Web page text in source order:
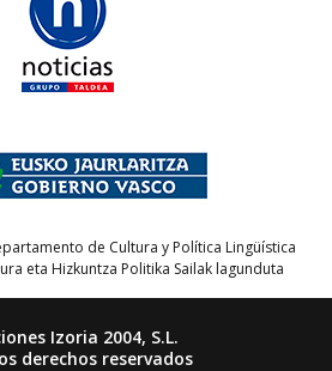
de Cultura y Política Lingüística
eta Hizkuntza Politika Sailak lagunduta
Izoria 2004, S.L.
derechos reservados